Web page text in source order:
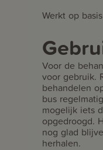
Werkt op
Voor de
voor gebruik.
behandelen
bus
mogelijk iets
opgedroogd.
nog glad
herhalen.